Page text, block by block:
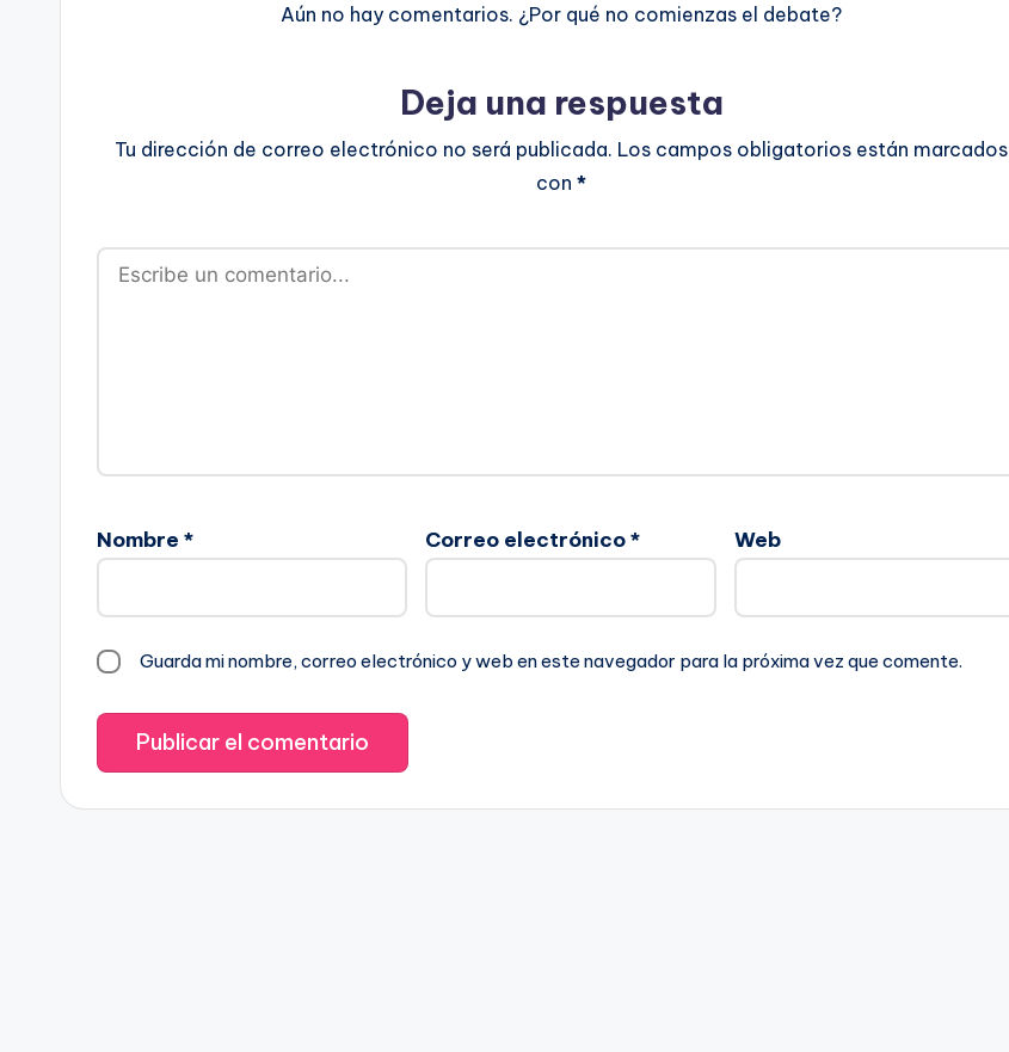
Aún no hay comentarios. ¿Por qué no comienzas el debate?
Deja una respuesta
Tu dirección de correo electrónico no será publicada. Los campos obligatorios están marcados
con*
Nombre * Correo electrónico* Web
Guarda mi nombre, correo electrónico y web en este navegador para la próxima vez que comente.